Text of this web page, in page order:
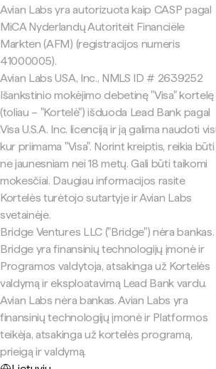
Avian Labs yra autorizuota kaip CASP pagal
MiCA Nyderlandų Autoriteit Financiële
Markten (AFM) (registracijos numeris
41000005).
Avian Labs USA, Inc., NMLS ID # 2639252
Išankstinio mokėjimo debetinę "Visa" kortelę
(toliau – "Kortelė") išduoda Lead Bank pagal
Visa U.S.A. Inc. licenciją ir ją galima naudoti
kur priimama "Visa". Norint kreiptis, reikia būti
ne jaunesniam nei 18 metų. Gali būti taikomi
mokesčiai. Daugiau informacijos rasite
Kortelės turėtojo sutartyje ir Avian Labs
svetainėje.
Bridge Ventures LLC ("Bridge") nėra bankas.
Bridge yra finansinių technologijų įmonė ir
Programos valdytoja, atsakinga už Kortelės
valdymą ir eksploatavimą Lead Bank vardu.
Avian Labs nėra bankas. Avian Labs yra
finansinių technologijų įmonė ir Platformos
teikėja, atsakinga už kortelės programą,
prieigą ir valdymą.